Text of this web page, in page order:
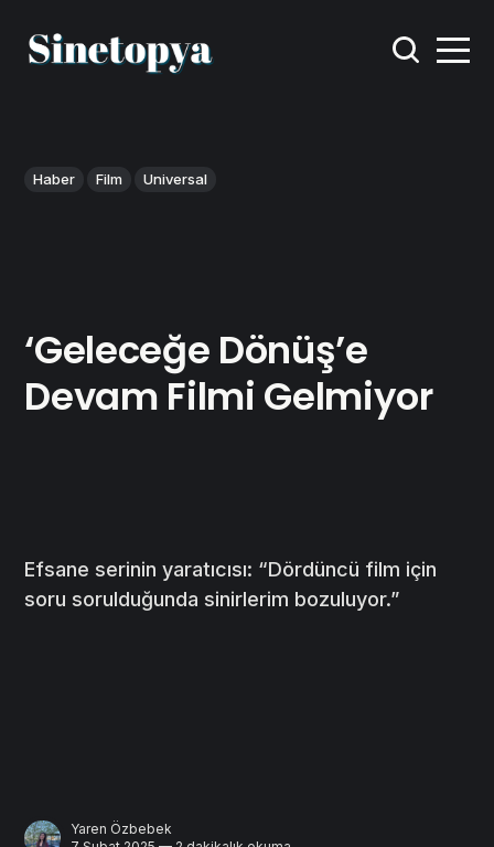
Haber Film Universal
‘Geleceğe Dönüş’e
Devam Filmi Gelmiyor
Efsane serinin yaratıcısı: “Dördüncü film için
soru sorulduğunda sinirlerim bozuluyor.”
Yaren Özbebek